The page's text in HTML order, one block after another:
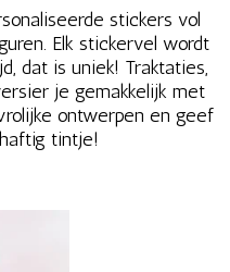
stickers vol
Elk stickervel wordt
dat is uniek! Traktaties,
je gemakkelijk met
ontwerpen en geef
tintje!